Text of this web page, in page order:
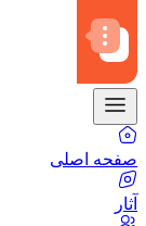
صفحه اصلی
آثار